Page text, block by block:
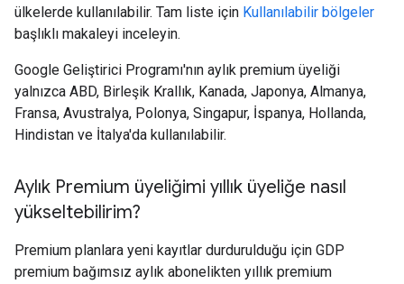
ülkelerde kullanılabilir. Tam liste için Kullanılabilir bölgeler
başlıklı makaleyi inceleyin.
Google Geliştirici Programı'nın aylık premium üyeliği
yalnızca ABD, Birleşik Krallık, Kanada, Japonya, Almanya,
Fransa, Avustralya, Polonya, Singapur, İspanya, Hollanda,
Hindistan ve İtalya'da kullanılabilir.
Aylık Premium üyeliğimi yıllık üyeliğe nasıl
yükseltebilirim?
Premium planlara yeni kayıtlar durdurulduğu için GDP
premium bağımsız aylık abonelikten yıllık premium